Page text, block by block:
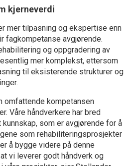
kjerneverdi
mer tilpasning og ekspertise enn
fagkompetanse avgjørende.
og oppgradering av
mer komplekst, ettersom
til eksisterende strukturer og
omfattende kompetansen
Våre håndverkere har bred
som er avgjørende for å
som rehabiliteringsprosjekter
å bygge videre på denne
vi leverer godt håndverk og